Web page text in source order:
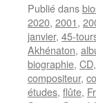
Publié dans
2020, 2001,
janvier, 45-
Akhénaton,
biographie, CD,
compositeur,
études, flûte,